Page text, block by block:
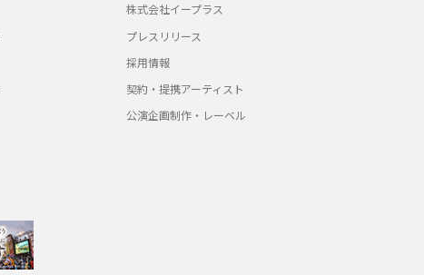
株式会社イープラス
プレスリリース
採用情報
契約・提携アーティスト
公演企画制作・レーベル